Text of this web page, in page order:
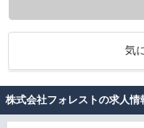
気
株式会社フォレストの求人情